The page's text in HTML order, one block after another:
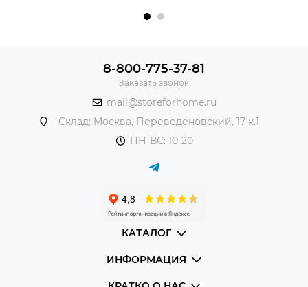
8-800-775-37-81
Заказать звонок
mail@storeforhome.ru
Склад: Москва, Переведеновский, 17 к.1
ПН-ВС: 10-20
КАТАЛОГ
ИНФОРМАЦИЯ